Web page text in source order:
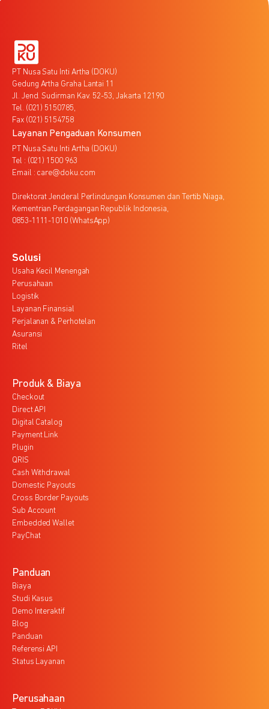
PT Nusa Satu Inti Artha (DOKU)
Gedung Artha Graha Lantai 11
Jl. Jend. Sudirman Kav. 52-53, Jakarta 12190
Tel. (021) 5150785,
Fax (021) 5154758
Layanan Pengaduan Konsumen
PT Nusa Satu Inti Artha (DOKU)
Tel : (021) 1500 963
Email : care@doku.com
Direktorat Jenderal Perlindungan Konsumen dan Tertib Niaga,
Kementrian Perdagangan Republik Indonesia,
0853-1111-1010 (WhatsApp)
Solusi
Usaha Kecil Menengah
Perusahaan
Logistik
Layanan Finansial
Perjalanan & Perhotelan
Asuransi
Ritel
Produk & Biaya
Checkout
Direct API
Digital Catalog
Payment Link
Plugin
QRIS
Cash Withdrawal
Domestic Payouts
Cross Border Payouts
Sub Account
Embedded Wallet
PayChat
Panduan
Biaya
Studi Kasus
Demo Interaktif
Blog
Panduan
Referensi API
Status Layanan
Perusahaan